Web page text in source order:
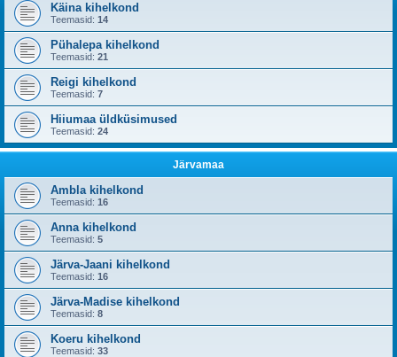
Käina kihelkond
Teemasid: 14
Pühalepa kihelkond
Teemasid: 21
Reigi kihelkond
Teemasid: 7
Hiiumaa üldküsimused
Teemasid: 24
Järvamaa
Ambla kihelkond
Teemasid: 16
Anna kihelkond
Teemasid: 5
Järva-Jaani kihelkond
Teemasid: 16
Järva-Madise kihelkond
Teemasid: 8
Koeru kihelkond
Teemasid: 33